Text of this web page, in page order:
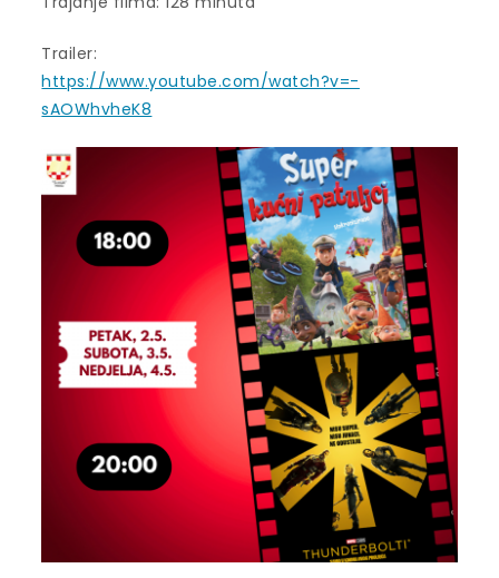
Trailer:
https://www.youtube.com/watch?v=-
sAOWhvheK8